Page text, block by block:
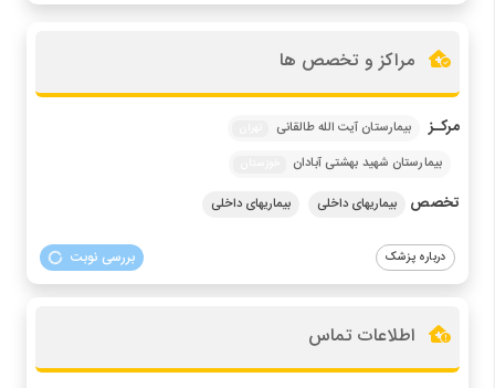
مراکز و تخصص ها
مرکـز بیمارستان آیت الله طالقانی
بیمارستان شهید بهشتی آبادان
تخصص بیماریهای داخلی بیماریهای داخلی
درباره پزشک بررسی نوبت
اطلاعات تماس